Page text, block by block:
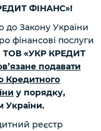
ФІНАНС»!
до Закону України
фінансові послуги
ТОВ «УКР КРЕДИТ
подавати
Кредитного
у порядку,
України.
реєстр